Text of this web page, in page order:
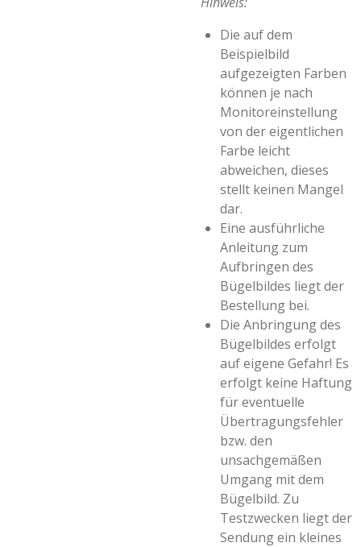
Die auf dem
Beispielbild
aufgezeigten Farben
können je nach
Monitoreinstellung
von der eigentlichen
Farbe leicht
abweichen, dieses
stellt keinen Mangel
dar.
Eine ausführliche
Anleitung zum
Aufbringen des
Bügelbildes liegt der
Bestellung bei.
Die Anbringung des
Bügelbildes erfolgt
auf eigene Gefahr! Es
erfolgt keine Haftung
für eventuelle
Übertragungsfehler
bzw. den
unsachgemäßen
Umgang mit dem
Bügelbild. Zu
Testzwecken liegt der
Sendung ein kleines